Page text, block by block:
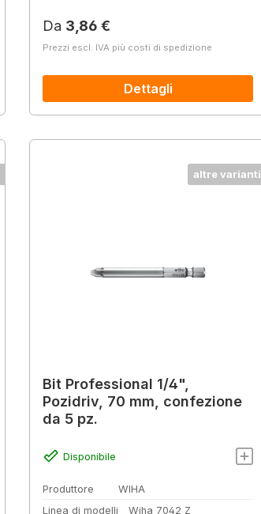
Prezzo normale:
Da 3,86 €
Prezzi escl. IVA più costi di spedizione
Dettagli
altre varianti
Bit Professional 1/4",
Pozidriv, 70 mm, confezione
da 5 pz.
Disponibile
Produttore
WIHA
Linea di modelli
Wiha 7042 Z